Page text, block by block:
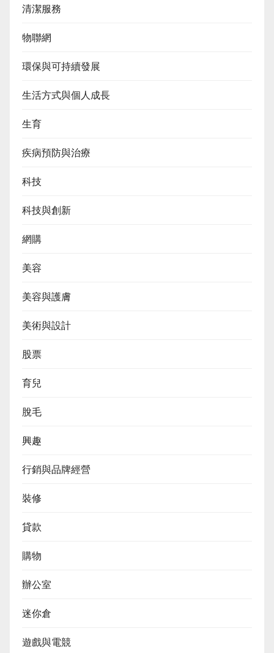
清潔服務
物聯網
環保與可持續發展
生活方式與個人成長
生育
疾病預防與治療
科技
科技與創新
網購
美容
美容與護膚
美術與設計
股票
育兒
脫毛
興趣
行銷與品牌經營
裝修
貸款
購物
辦公室
迷你倉
遊戲與電競